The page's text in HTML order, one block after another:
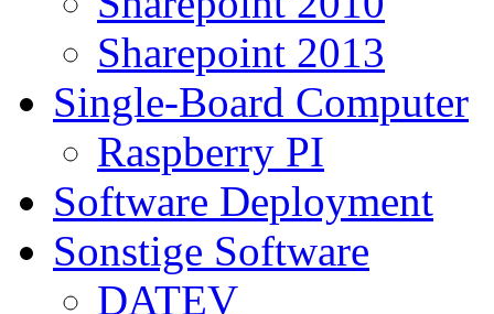
Sharepoint 2013
Single-Board Computer
Raspberry PI
Software Deployment
Sonstige Software
DATEV